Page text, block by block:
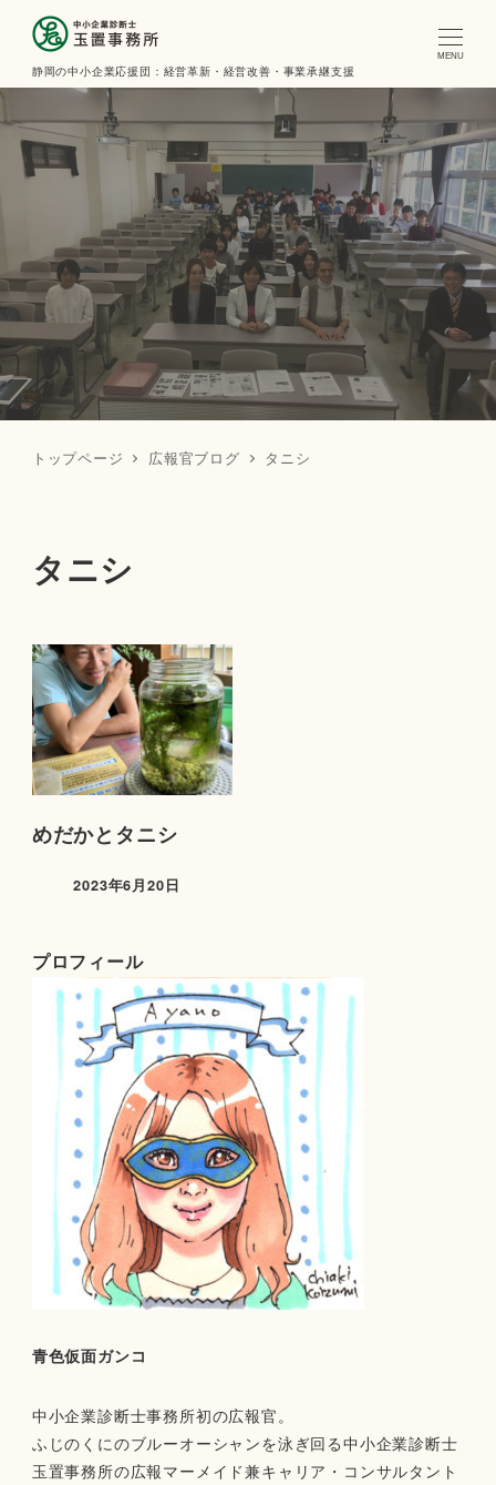
静岡の中小企業応援団：経営革新・経営改善・事業承継支援
MENU
トップページ 広報官ブログ タニシ
タニシ
めだかとタニシ
2023年6月20日
プロフィール
青色仮面ガンコ
中小企業診断士事務所初の広報官。
ふじのくにのブルーオーシャンを泳ぎ回る中小企業診断士
玉置事務所の広報マーメイド兼キャリア・コンサルタント